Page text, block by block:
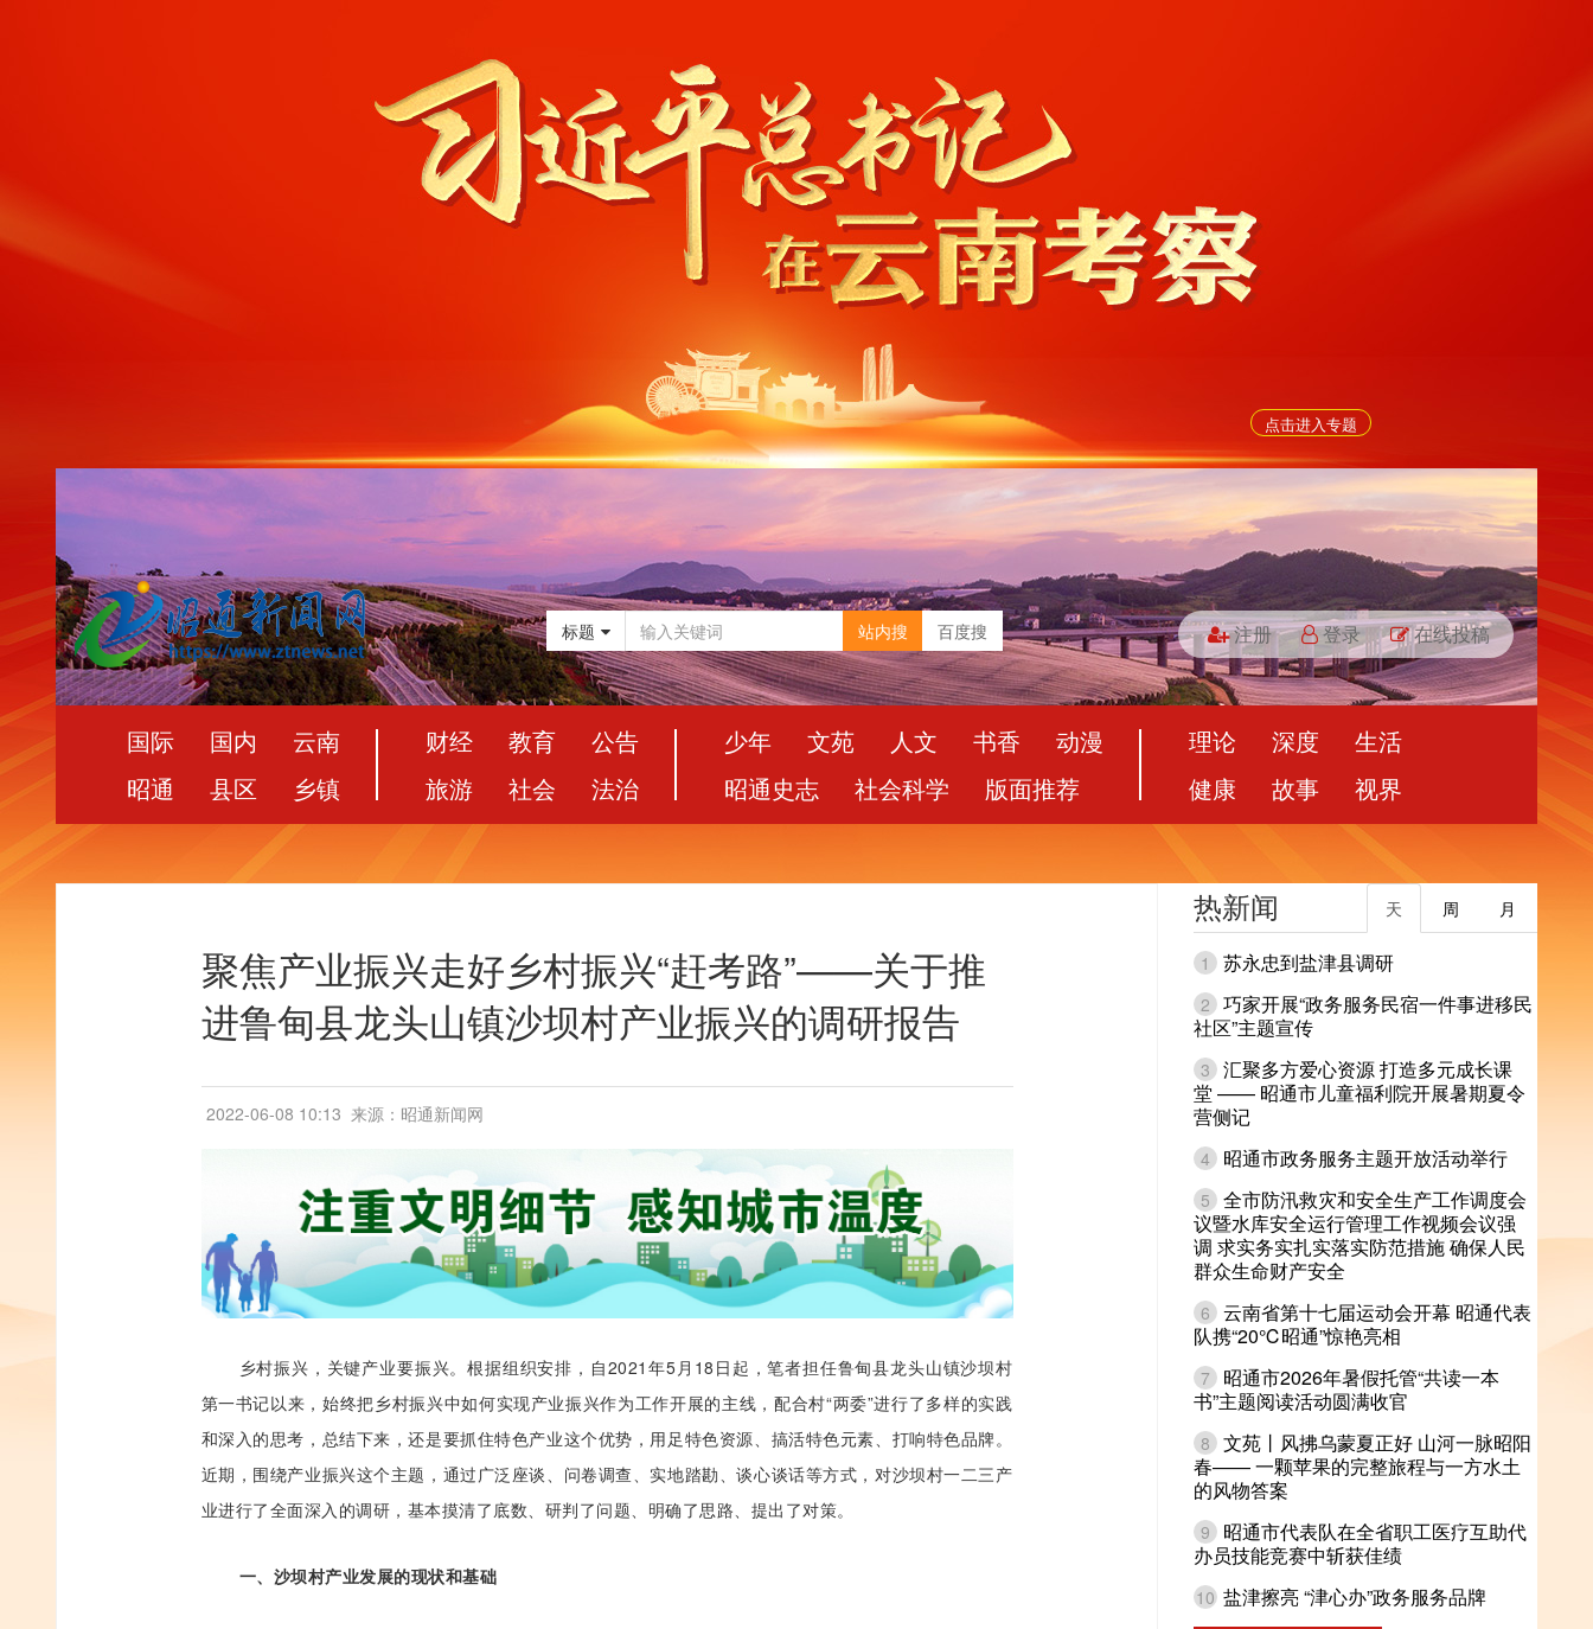
点击进入专题
标题 站内搜 百度搜 注册 登录 在线投稿
国际 国内
云南
昭通
县区 乡镇
财经 教育
公告
旅游
社会 法治
少年 文苑 人文 书香
动漫
昭通史志
社会科学 版面推荐
理论 深度
生活
健康
故事 视界
聚焦产业振兴走好乡村振兴“赶考路”——关于推
进鲁甸县龙头山镇沙坝村产业振兴的调研报告
2022-06-08 10:13 来源：昭通新闻网
乡村振兴，关键产业要振兴。根据组织安排，自2021年5月18日起，笔者担任鲁甸县龙头山镇沙坝村
第一书记以来，始终把乡村振兴中如何实现产业振兴作为工作开展的主线，配合村“两委”进行了多样的实践
和深入的思考，总结下来，还是要抓住特色产业这个优势，用足特色资源、搞活特色元素、打响特色品牌。
近期，围绕产业振兴这个主题，通过广泛座谈、问卷调查、实地踏勘、谈心谈话等方式，对沙坝村一二三产
业进行了全面深入的调研，基本摸清了底数、研判了问题、明确了思路、提出了对策。
一、沙坝村产业发展的现状和基础
热新闻 月
周
天
1 苏永忠到盐津县调研
2 巧家开展“政务服务民宿一件事进移民
社区”主题宣传
3 汇聚多方爱心资源 打造多元成长课
堂 —— 昭通市儿童福利院开展暑期夏令
营侧记
4 昭通市政务服务主题开放活动举行
5 全市防汛救灾和安全生产工作调度会
议暨水库安全运行管理工作视频会议强
调 求实务实扎实落实防范措施 确保人民
群众生命财产安全
6 云南省第十七届运动会开幕 昭通代表
队携“20℃昭通”惊艳亮相
7
昭通市2026年暑假托管“共读一本
书”主题阅读活动圆满收官
8 文苑丨风拂乌蒙夏正好 山河一脉昭阳
春—— 一颗苹果的完整旅程与一方水土
的风物答案
9
昭通市代表队在全省职工医疗互助代
办员技能竞赛中斩获佳绩
10 盐津擦亮 “津心办”政务服务品牌